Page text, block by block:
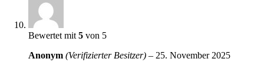
Bewertet mit 5 von 5
Anonym (Verifizierter Besitzer) – 25. November 2025